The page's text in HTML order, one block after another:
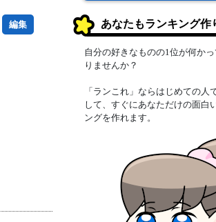
編集 あなたもランキング作
自分の好きなものの1位が何か
りませんか？
「ランこれ」ならはじめての人
して、すぐにあなただけの面白
ングを作れます。